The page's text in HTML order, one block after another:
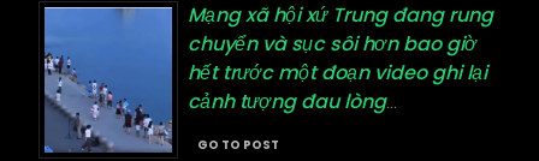
Mạng xã hội xứ Trung đang rung
chuyển và sục sôi hơn bao giờ
hết trước một đoạn video ghi lại
cảnh tượng đau lòng...
GO TO POST